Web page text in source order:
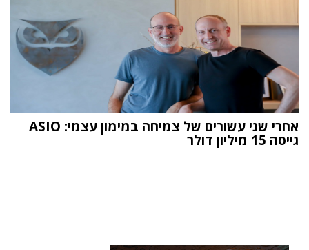
אחרי שני עשורים של צמיחה במימון עצמי: ASIO
גייסה 15 מיליון דולר